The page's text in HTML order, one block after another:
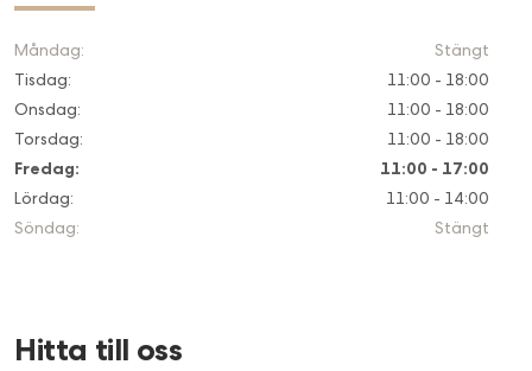
Måndag:
Stängt
Tisdag:
11:00 - 18:00
Onsdag:
11:00 - 18:00
Torsdag:
11:00 - 18:00
Fredag:
11:00 - 17:00
Lördag:
11:00 - 14:00
Söndag: Stängt
Hitta till oss